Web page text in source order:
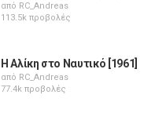
από RC_Andreas
113.5k προβολές
Η Αλίκη στο Ναυτικό [1961]
από RC_Andreas
77.4k προβολές